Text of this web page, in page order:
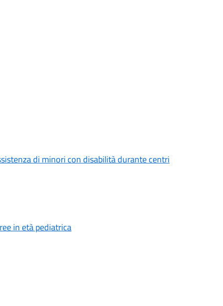
di minori con disabilità durante centri
in età pediatrica